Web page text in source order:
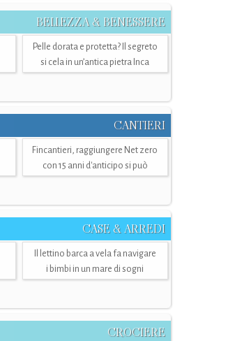
BELLEZZA & BENESSERE
Pelle dorata e protetta? Il segreto
si cela in un’antica pietra Inca
CANTIERI
Fincantieri, raggiungere Net zero
con 15 anni d'anticipo si può
CASE & ARREDI
Il lettino barca a vela fa navigare
i bimbi in un mare di sogni
CROCIERE